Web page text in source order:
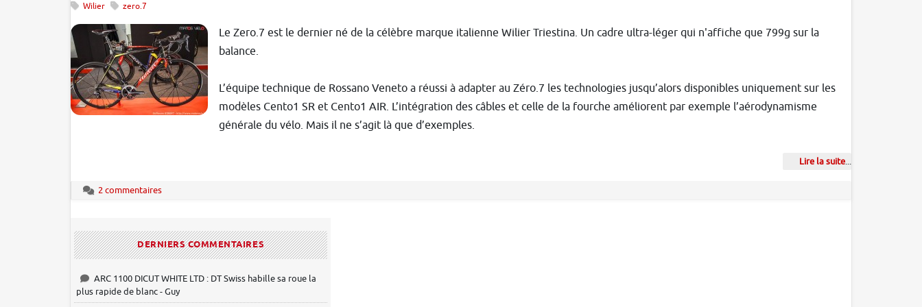
Wilier zero.7
Le Zero.7 est le dernier né de la célèbre marque italienne Wilier Triestina. Un cadre ultra-léger qui n'affiche que 799g sur la
balance.
L’équipe technique de Rossano Veneto a réussi à adapter au Zéro.7 les technologies jusqu’alors disponibles uniquement sur les
modèles Cento1 SR et Cento1 AIR. L’intégration des câbles et celle de la fourche améliorent par exemple l’aérodynamisme
générale du vélo. Mais il ne s’agit là que d’exemples.
Lire la suite...
2 commentaires
DERNIERS COMMENTAIRES
ARC 1100 DICUT WHITE LTD : DT Swiss habille sa roue la
plus rapide de blanc - Guy